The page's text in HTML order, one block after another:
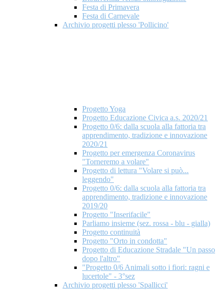
Festa di Primavera
Festa di Carnevale
Archivio progetti plesso 'Pollicino'
Progetto Yoga
Progetto Educazione Civica a.s. 2020/21
Progetto 0/6: dalla scuola alla fattoria tra
apprendimento, tradizione e innovazione
2020/21
Progetto per emergenza Coronavirus
"Torneremo a volare"
Progetto di lettura "Volare si può...
leggendo"
Progetto 0/6: dalla scuola alla fattoria tra
apprendimento, tradizione e innovazione
2019/20
Progetto "Inserifacile"
Parliamo insieme (sez. rossa - blu - gialla)
Progetto continuità
Progetto "Orto in condotta"
Progetto di Educazione Stradale "Un passo
dopo l'altro"
"Progetto 0/6 Animali sotto i fiori: ragni e
lucertole" - 3°sez
Archivio progetti plesso 'Spallicci'